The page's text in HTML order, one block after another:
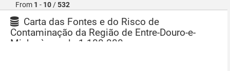
From 1 - 10 /532
Carta das Fontes e do Risco de
Contaminação da Região de Entre-Douro-e-
Minho à escala 1:100 000